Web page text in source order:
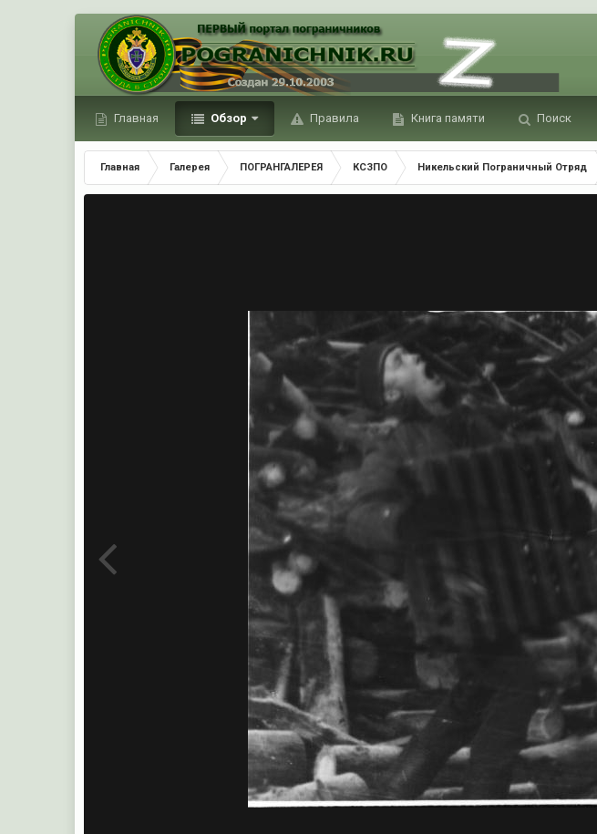
Главная Обзор Правила Книга памяти Поиск
Главная Галерея ПОГРАНГАЛЕРЕЯ КСЗПО Никельский Пограничный Отряд